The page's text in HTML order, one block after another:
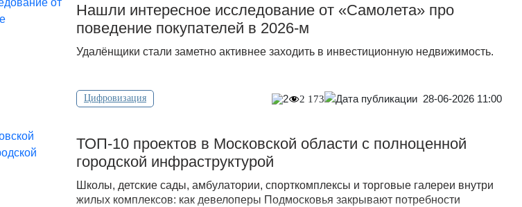
Нашли интересное исследование от «Самолета» про
поведение покупателей в 2026-м
Удалёнщики стали заметно активнее заходить в инвестиционную недвижимость.
Цифровизация 2 2 173 28-06-2026 11:00
ТОП-10 проектов в Московской области с полноценной
городской инфраструктурой
Школы, детские сады, амбулатории, спорткомплексы и торговые галереи внутри
жилых комплексов: как девелоперы Подмосковья закрывают потребности